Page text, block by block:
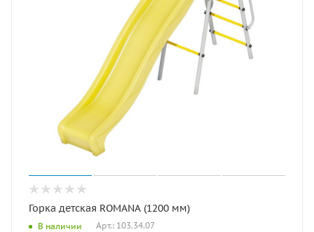
Горка детская ROMANA (1200 мм)
В наличии Арт.: 103.34.07